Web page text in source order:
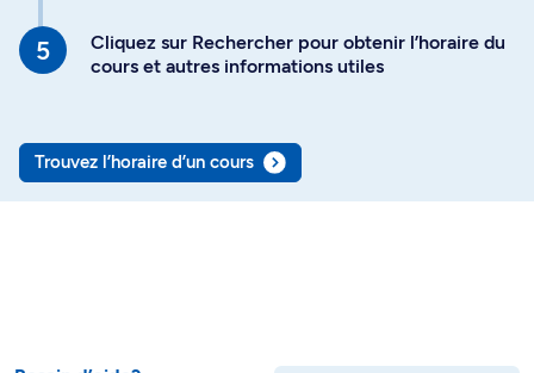
Cliquez sur Rechercher pour obtenir l’horaire du
cours et autres informations utiles
Trouvez l’horaire d’un cours